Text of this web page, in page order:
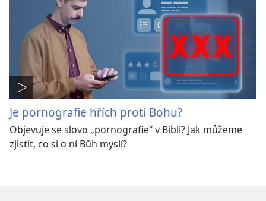
Je pornografie hřích proti Bohu?
Objevuje se slovo „pornografie“ v Bibli? Jak můžeme
zjistit, co si o ní Bůh myslí?